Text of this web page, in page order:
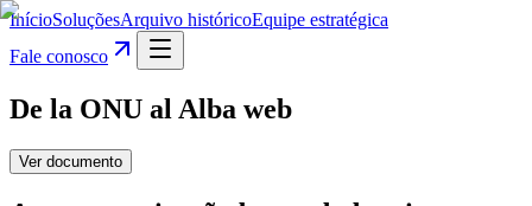
InícioSoluçõesArquivo históricoEquipe estratégica
Fale conosco
De la ONU al Alba web
Ver documento